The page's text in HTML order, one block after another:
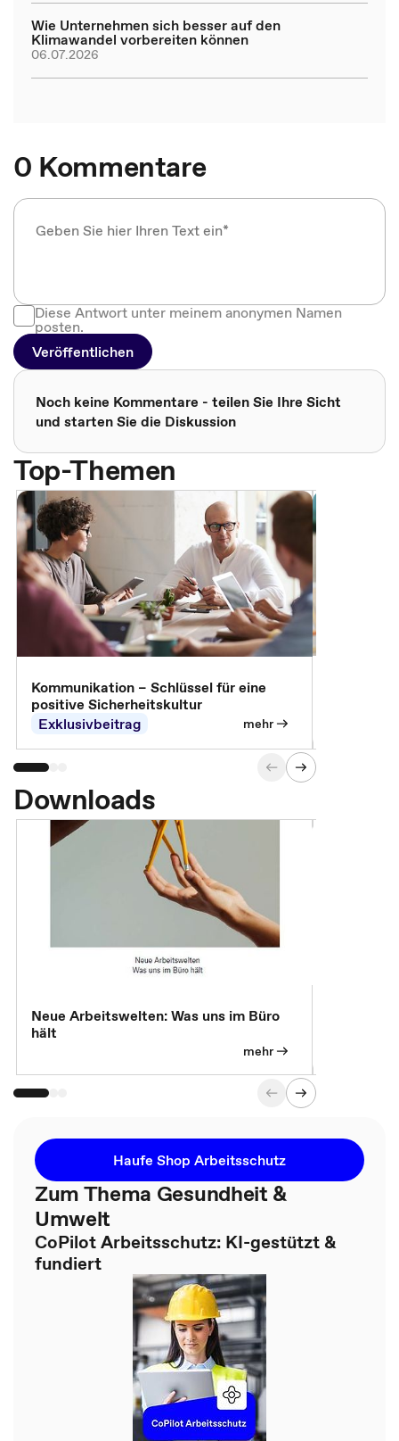
Wie Unternehmen sich besser auf den
Klimawandel vorbereiten können
06.07.2026
0 Kommentare
Diese Antwort unter meinem anonymen Namen
posten.
Veröffentlichen
Noch keine Kommentare - teilen Sie Ihre Sicht
und starten Sie die Diskussion
Top-Themen
Kommunikation – Schlüssel für eine
positive Sicherheitskultur
Exklusivbeitrag
mehr
Downloads
Neue Arbeitswelten: Was uns im Büro
hält
mehr
Haufe Shop Arbeitsschutz
Zum Thema Gesundheit &
Umwelt
CoPilot Arbeitsschutz: KI-gestützt &
fundiert